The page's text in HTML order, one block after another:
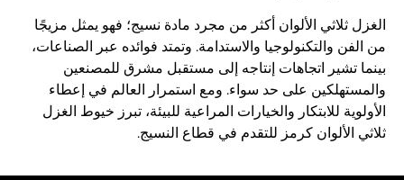
الغزل ثلاثي الألوان أكثر من مجرد مادة نسيج؛ فهو يمثل مزيجًا
من الفن والتكنولوجيا والاستدامة. وتمتد فوائده عبر الصناعات،
بينما تشير اتجاهات إنتاجه إلى مستقبل مشرق للمصنعين
والمستهلكين على حد سواء. ومع استمرار العالم في إعطاء
الأولوية للابتكار والخيارات المراعية للبيئة، تبرز خيوط الغزل
ثلاثي الألوان كرمز للتقدم في قطاع النسيج.